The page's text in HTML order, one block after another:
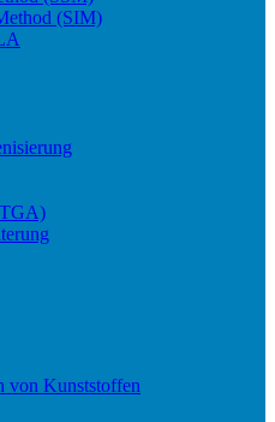
(SIM)
von Kunststoffen